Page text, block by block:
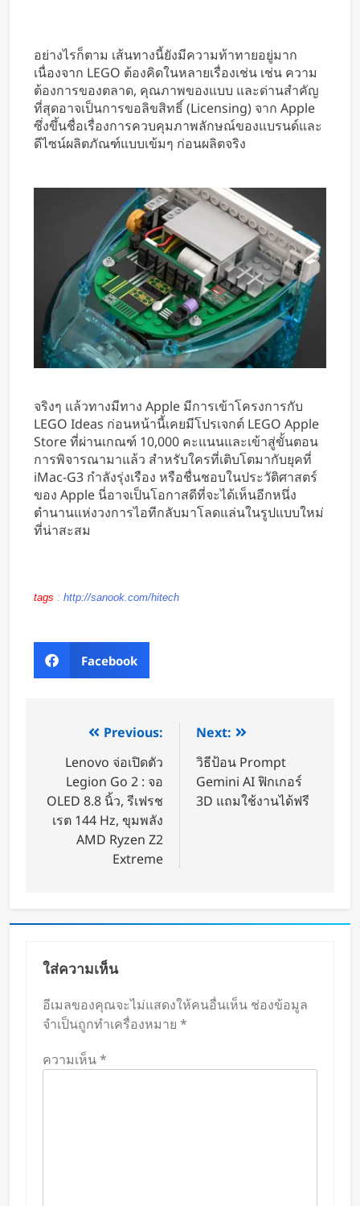
อย่างไรก็ตาม เส้นทางนี้ยังมีความท้าทายอยู่มาก
เนื่องจาก LEGO ต้องคิดในหลายเรื่องเช่น เช่น ความ
ต้องการของตลาด, คุณภาพของแบบ และด่านสำคัญ
ที่สุดอาจเป็นการขอลิขสิทธิ์ (Licensing) จาก Apple
ซึ่งขึ้นชื่อเรื่องการควบคุมภาพลักษณ์ของแบรนด์และ
ดีไซน์ผลิตภัณฑ์แบบเข้มๆ ก่อนผลิตจริง
จริงๆ แล้วทางมีทาง Apple มีการเข้าโครงการกับ
LEGO Ideas ก่อนหน้านี้เคยมีโปรเจกต์ LEGO Apple
Store ที่ผ่านเกณฑ์ 10,000 คะแนนและเข้าสู่ขั้นตอน
การพิจารณามาแล้ว สำหรับใครที่เติบโตมากับยุคที่
iMac-G3 กำลังรุ่งเรือง หรือชื่นชอบในประวัติศาสตร์
ของ Apple นี่อาจเป็นโอกาสดีที่จะได้เห็นอีกหนึ่ง
ตำนานแห่งวงการไอทีกลับมาโลดแล่นในรูปแบบใหม่
ที่น่าสะสม
tags : http://sanook.com/hitech
Facebook
Previous:
Lenovo จ่อเปิดตัว
Legion Go 2 : จอ
OLED 8.8 นิ้ว, รีเฟรช
เรต 144 Hz, ขุมพลัง
AMD Ryzen Z2
Extreme
Next:
วิธีป้อน Prompt
Gemini AI ฟิกเกอร์
3D แถมใช้งานได้ฟรี
ใส่ความเห็น
อีเมลของคุณจะไม่แสดงให้คนอื่นเห็น ช่องข้อมูล
จำเป็นถูกทำเครื่องหมาย *
ความเห็น*